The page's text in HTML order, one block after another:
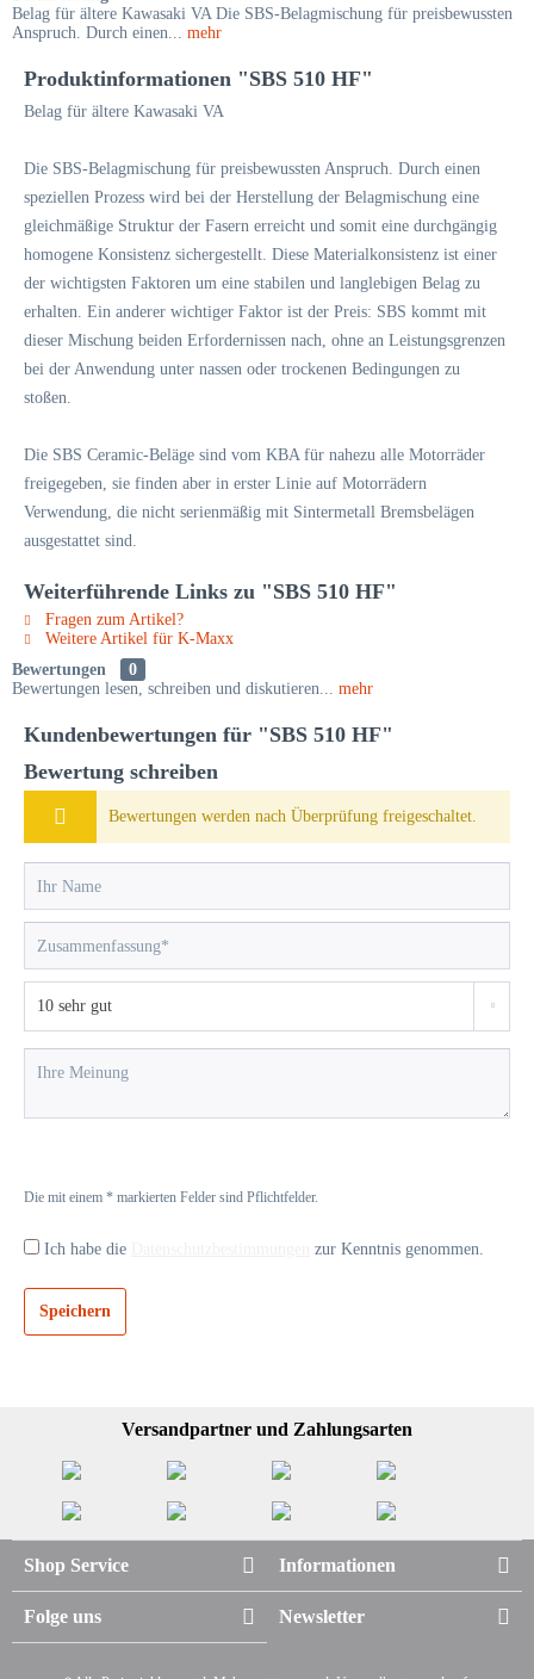
Belag für ältere Kawasaki VA Die SBS-Belagmischung für preisbewussten
Anspruch. Durch einen... mehr
Produktinformationen "SBS 510 HF"
Belag für ältere Kawasaki VA
Die SBS-Belagmischung für preisbewussten Anspruch. Durch einen
speziellen Prozess wird bei der Herstellung der Belagmischung eine
gleichmäßige Struktur der Fasern erreicht und somit eine durchgängig
homogene Konsistenz sichergestellt. Diese Materialkonsistenz ist einer
der wichtigsten Faktoren um eine stabilen und langlebigen Belag zu
erhalten. Ein anderer wichtiger Faktor ist der Preis: SBS kommt mit
dieser Mischung beiden Erfordernissen nach, ohne an Leistungsgrenzen
bei der Anwendung unter nassen oder trockenen Bedingungen zu
stoßen.
Die SBS Ceramic-Beläge sind vom KBA für nahezu alle Motorräder
freigegeben, sie finden aber in erster Linie auf Motorrädern
Verwendung, die nicht serienmäßig mit Sintermetall Bremsbelägen
ausgestattet sind.
Weiterführende Links zu "SBS 510 HF"
Fragen zum Artikel?
Weitere Artikel für K-Maxx
Bewertungen
0
Bewertungen lesen, schreiben und diskutieren... mehr
Kundenbewertungen für "SBS 510 HF"
Bewertung schreiben
Bewertungen werden nach Überprüfung freigeschaltet.
Die mit einem * markierten Felder sind Pflichtfelder.
Ich habe die zur Kenntnis genommen.
Speichern
Versandpartner und Zahlungsarten
Shop Service Informationen
Folge uns Newsletter